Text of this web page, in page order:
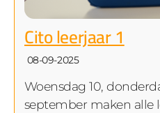
Cito leerjaar 1
08-09-2025
Woensdag 10,
september maken alle